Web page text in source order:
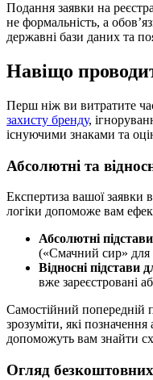
Подання заявки на
не формальність, а
державні бази даних та
Навіщо
Перш ніж ви витратите
захисту бренду,
існуючими знаками та
Абсолютні та
Експертиза вашої заявки
логіки допоможе вам
Абсолютні
(«Смачний сир» для
Відносні підстави
вже зареєстровані
Самостійний попередній
зрозуміти, які
допоможуть вам знайти
Огляд